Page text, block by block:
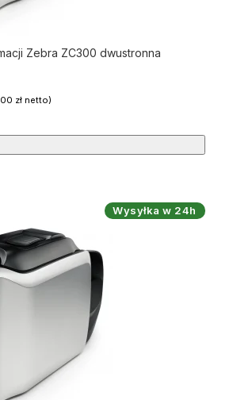
Zebra ZC300 dwustronna
zł netto)
Wysyłka w 24h